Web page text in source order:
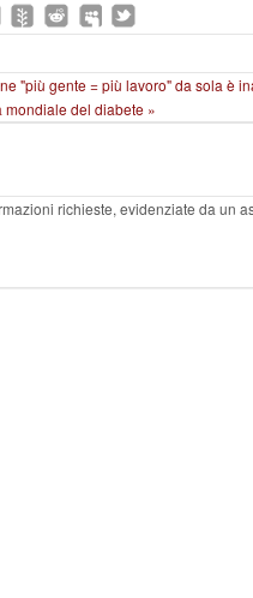
"più gente = più lavoro" da sola è
del diabete »
richieste, evidenziate da un